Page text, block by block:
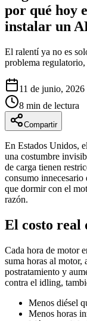
por qué hoy
instalar un
El ralentí ya no es
problema regulatorio,
11 de junio, 2026
8 min de lectura
Compartir
En Estados Unidos,
una costumbre
de carga tienen
consumo
que dormir con el
razón.
El costo real
Cada hora de motor
suma horas al motor,
postratamiento y
contra el idling,
Menos diésel
Menos horas